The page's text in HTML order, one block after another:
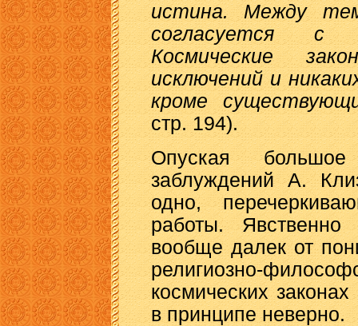
истина. Между
согласуется с
Космические
исключений и
кроме
стр. 194).
Опуская
заблуждений А.
одно,
работы.
вообще далек от
религиозно-
космических
в принципе неверно.